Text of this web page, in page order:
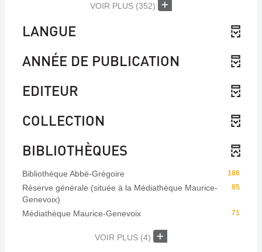
VOIR PLUS (352)
LANGUE
ANNÉE DE PUBLICATION
EDITEUR
COLLECTION
BIBLIOTHÈQUES
186
Bibliothèque Abbé-Grégoire
85
Réserve générale (située à la Médiathèque Maurice-
Genevoix)
71
Médiathèque Maurice-Genevoix
VOIR PLUS (4)